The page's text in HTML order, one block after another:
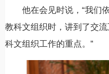
他在会见时说，“我们
教科文组织时，讲到了交
科文组织工作的重点。”